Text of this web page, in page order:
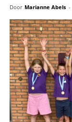
Door Marianne Abels -